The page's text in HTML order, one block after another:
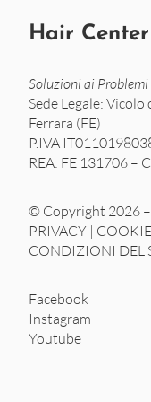
Hair
Soluzioni ai
Sede Legale:
Ferrara (FE)
P.IVA
REA: FE 131706 –
© Copyright 2026
PRIVACY |
CONDIZIONI DEL
Facebook
Instagram
Youtube